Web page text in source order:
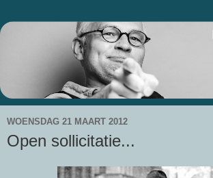
WOENSDAG 21 MAART 2012
Open sollicitatie...